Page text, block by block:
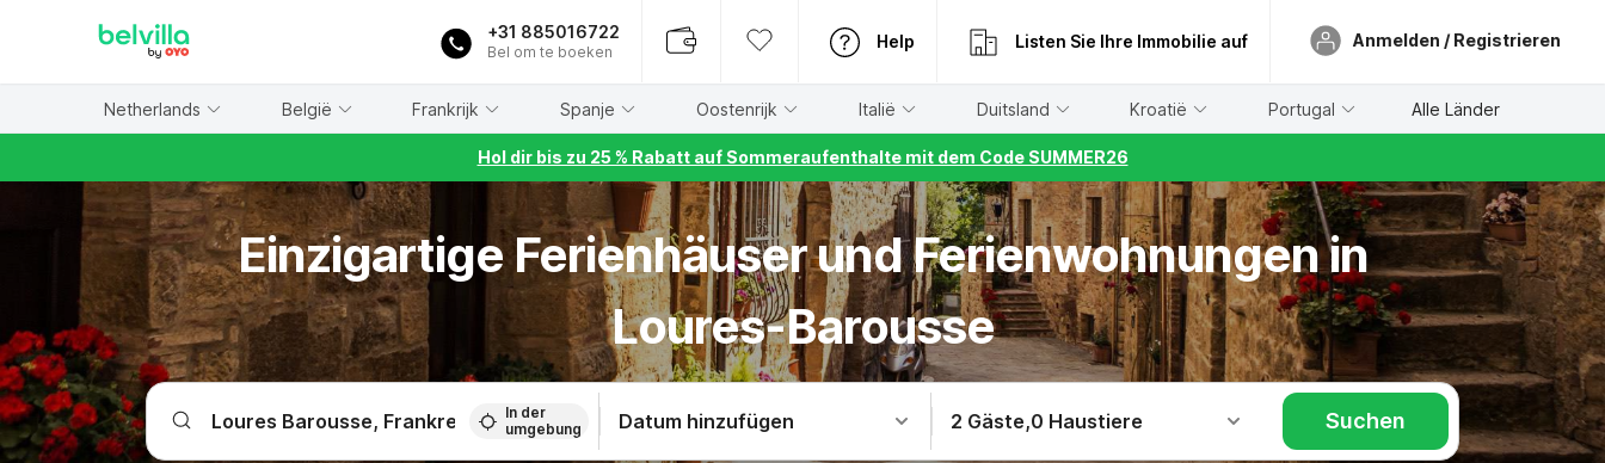
+31 885016722
Bel om te boeken
Help Listen Sie Ihre Immobilie auf Anmelden / Registrieren
Netherlands België Frankrijk Spanje Oostenrijk Italië Duitsland Kroatië Portugal Alle Länder
Hol dir bis zu 25 % Rabatt auf Sommeraufenthalte mit dem Code SUMMER26
Einzigartige Ferienhäuser und Ferienwohnungen in
Loures-Barousse
In der
umgebung
Datum hinzufügen 2 Gäste,0 Haustiere Suchen